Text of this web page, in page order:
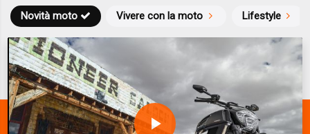
Novità moto Vivere con la moto Lifestyle